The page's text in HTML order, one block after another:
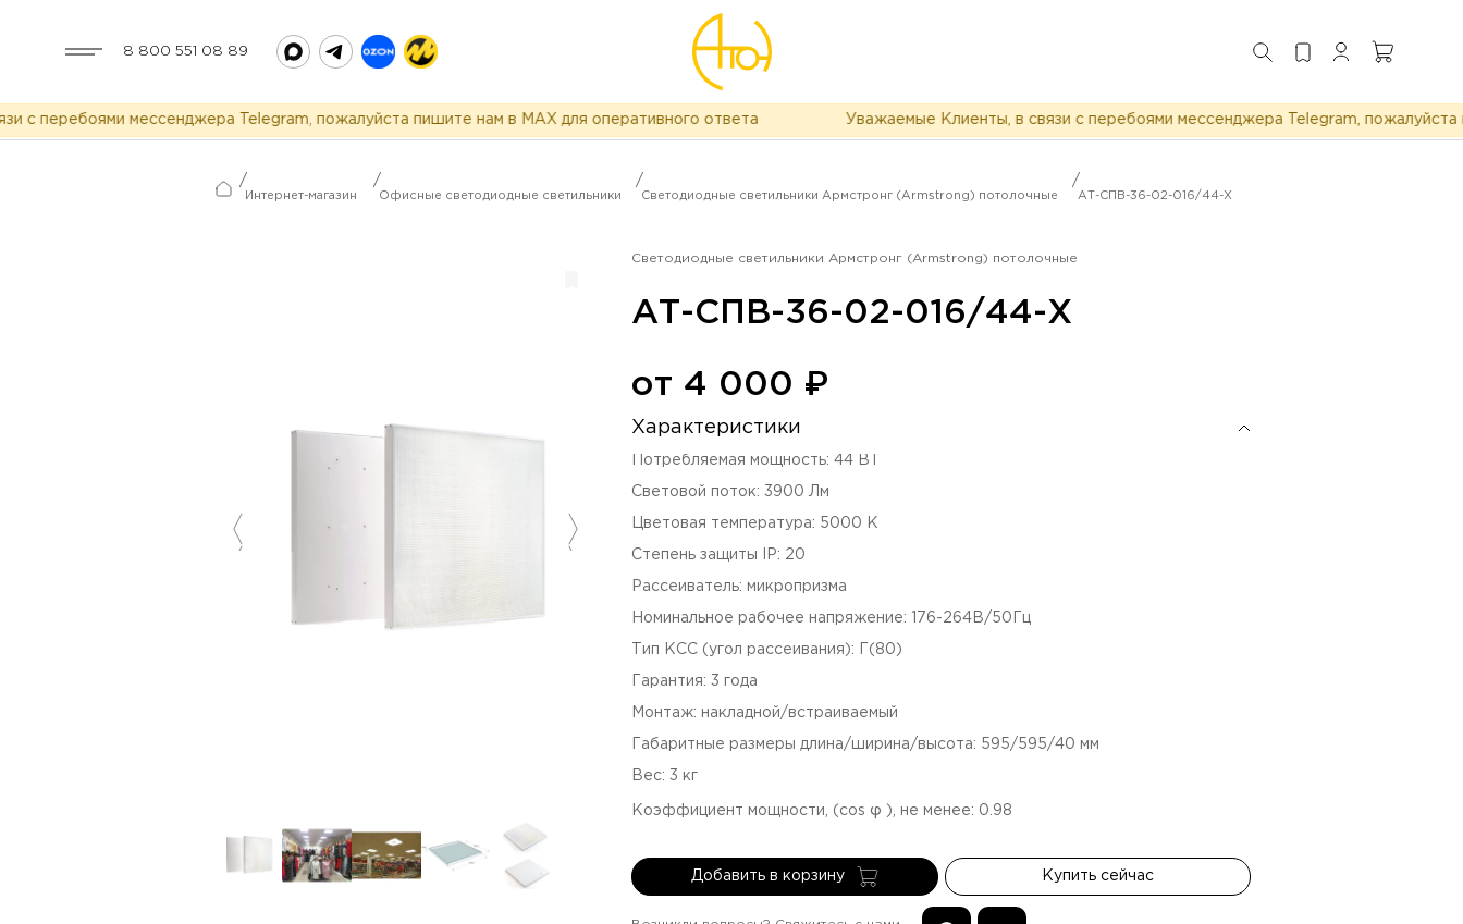
8 800 551 08 89
перебоями мессенджера Telegram, пожалуйста пишите нам в MAX для оперативного ответа Уважаемые Клиенты, в связи с перебоями мессенджера Telegram, пожалуйста
/
Интернет-магазин
/
Офисные светодиодные светильники
/
Светодиодные светильники Армстронг (Armstrong) потолочные
/
АТ-СПВ-36-02-016/44-Х
Светодиодные светильники Армстронг (Armstrong) потолочные
АТ-СПВ-36-02-016/44-Х
от 4 000 ₽
Характеристики
Потребляемая мощность: 44 ВТ
Световой поток: 3900 Лм
Цветовая температура: 5000 К
Степень защиты IP: 20
Рассеиватель: микропризма
Номинальное рабочее напряжение: 176-264В/50Гц
Тип КСС (угол рассеивания): Г(80)
Гарантия: 3 года
Монтаж: накладной/встраиваемый
Габаритные размеры длина/ширина/высота: 595/595/40 мм
Вес: 3 кг
Коэффициент мощности, (cos φ ), не менее: 0.98
Добавить в корзину Купить сейчас